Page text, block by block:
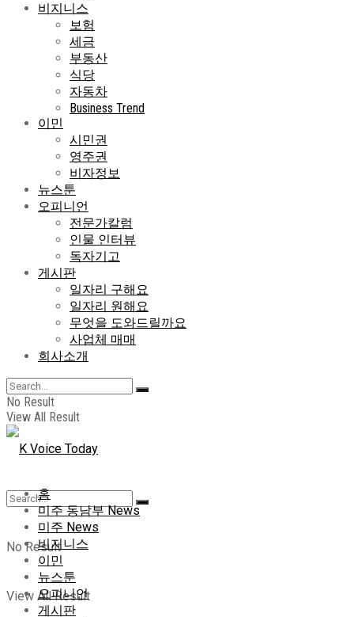
비지니스
보험
세금
부동산
식당
자동차
Business Trend
이민
시민권
영주권
비자정보
뉴스툰
오피니언
전문가칼럼
인물 인터뷰
독자기고
게시판
일자리 구해요
일자리 원해요
무엇을 도와드릴까요
사업체 매매
회사소개
No Result
View All Result
No Result
View All Result
홈
미주 동남부 News
미주 News
비지니스
이민
뉴스툰
오피니언
게시판